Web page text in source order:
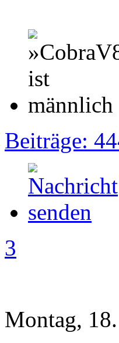
Beiträge:
3
Montag,